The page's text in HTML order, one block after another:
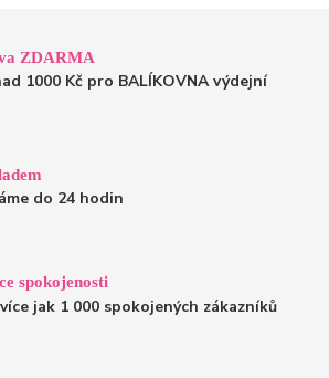
ZDARMA
1000 Kč pro BALÍKOVNA výdejní
do 24 hodin
spokojenosti
jak 1 000 spokojených zákazníků